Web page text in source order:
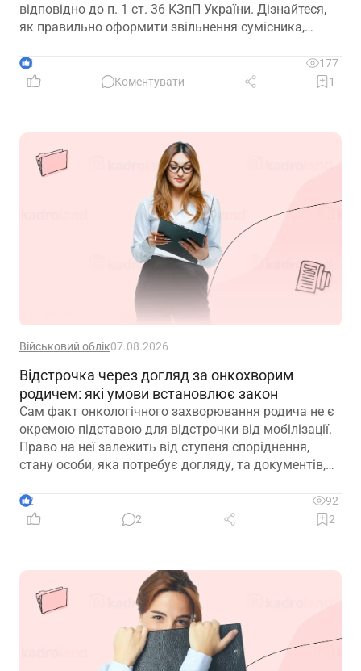
відповідно до п. 1 ст. 36 КЗпП України. Дізнайтеся,
як правильно оформити звільнення сумісника,
зафіксувати домовленість між працівником і
роботодавцем.
4
177
Коментувати
1
Військовий облік07.08.2026
Відстрочка через догляд за онкохворим
родичем: які умови встановлює закон
Сам факт онкологічного захворювання родича не є
окремою підставою для відстрочки від мобілізації.
Право на неї залежить від ступеня споріднення,
стану особи, яка потребує догляду, та документів,
2
92
2
2